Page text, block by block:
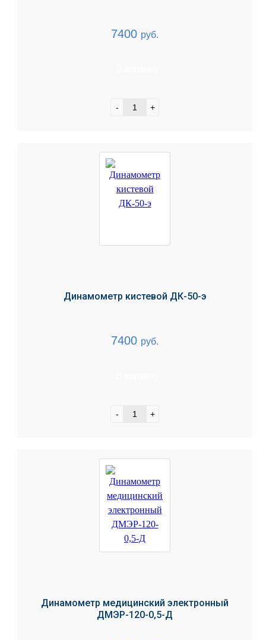
7400 руб.
- +
Динамометр кистевой ДК-50-э
7400 руб.
- +
Динамометр медицинский электронный
ДМЭР-120-0,5-Д